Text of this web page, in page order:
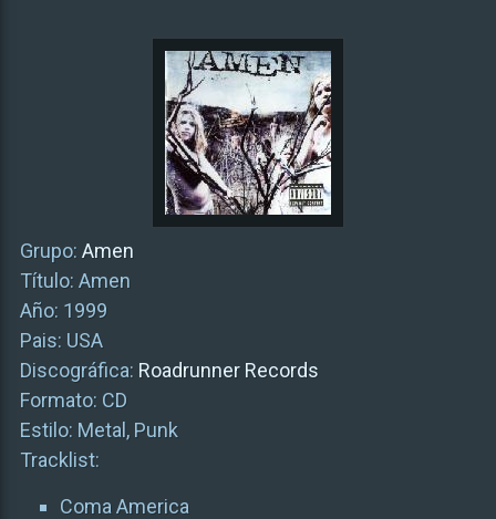
Grupo: Amen
Título: Amen
Año: 1999
Pais: USA
Discográfica: Roadrunner Records
Formato: CD
Estilo: Metal, Punk
Tracklist:
Coma America